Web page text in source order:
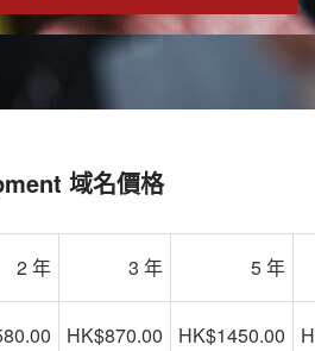
域名價格
2 年 3 年
5 年
HK$870.00 HK$1450.00